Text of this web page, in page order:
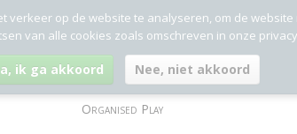
Organised Play
verkeer op de website te analyseren, om de
van alle cookies zoals omschreven in onze
ik ga akkoord Nee, niet akkoord